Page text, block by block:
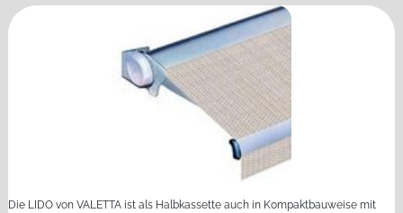
Die LIDO von VALETTA ist als Halbkassette auch in Kompaktbauweise mit